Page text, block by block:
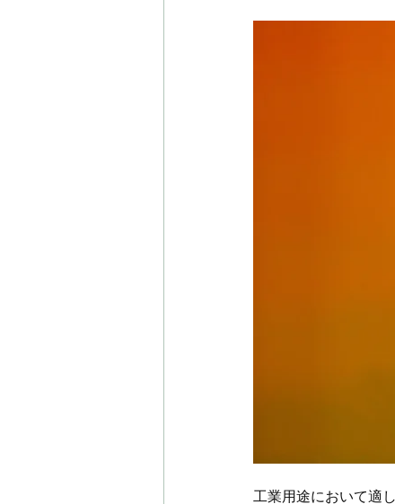
工業用途において適